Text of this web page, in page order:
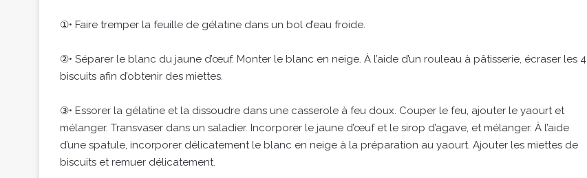
①• Faire tremper la feuille de gélatine dans un bol d’eau froide.
②• Séparer le blanc du jaune d’œuf. Monter le blanc en neige. À l’aide d’un rouleau à pâtisserie, écraser les 4
biscuits afin d’obtenir des miettes.
③• Essorer la gélatine et la dissoudre dans une casserole à feu doux. Couper le feu, ajouter le yaourt et
mélanger. Transvaser dans un saladier. Incorporer le jaune d’œuf et le sirop d’agave, et mélanger. À l’aide
d’une spatule, incorporer délicatement le blanc en neige à la préparation au yaourt. Ajouter les miettes de
biscuits et remuer délicatement.